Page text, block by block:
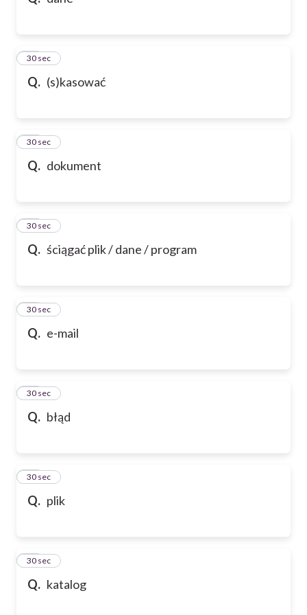
Q. (s)kasować
10
30 sec
Q. dokument
11
30 sec
Q. ściągać plik / dane / program
12
30 sec
Q. e-mail
13
30 sec
Q. błąd
14
30 sec
Q. plik
15
30 sec
Q. katalog
16
30 sec